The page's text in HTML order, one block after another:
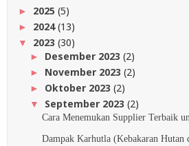
► 2025 (5)
► 2024(13)
▼ 2023 (30)
► Desember 2023 (2)
► November 2023 (2)
► Oktober 2023 (2)
▼ September 2023 (2)
Cara Menemukan Supplier Terbaik
Dampak Karhutla (Kebakaran Hutan